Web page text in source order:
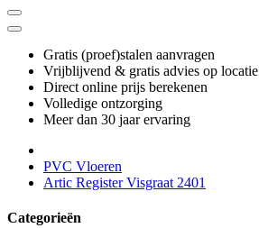
Gratis (proef)stalen aanvragen
Vrijblijvend & gratis advies op locatie
Direct online prijs berekenen
Volledige ontzorging
Meer dan 30 jaar ervaring
PVC Vloeren
Artic Register Visgraat 2401
Categorieën